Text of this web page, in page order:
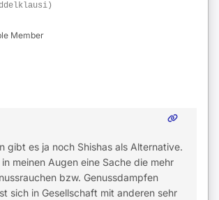
Member
gibt es ja noch Shishas als Alternative.
meinen Augen eine Sache die mehr
bzw. Genussdampfen
sich in Gesellschaft mit anderen sehr